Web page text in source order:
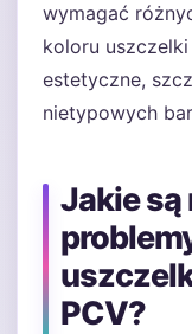
wymagać
koloru
estetyczne,
nietypowych
Jakie
PCV?